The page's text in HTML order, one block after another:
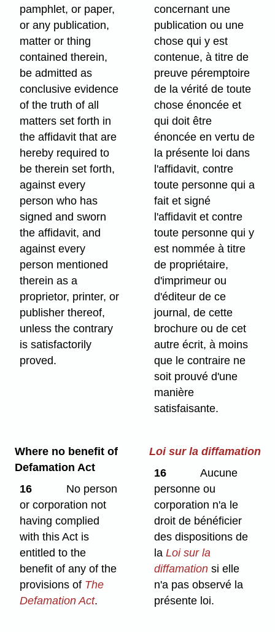
pamphlet, or paper,
or any publication,
matter or thing
contained therein,
be admitted as
conclusive evidence
of the truth of all
matters set forth in
the affidavit that are
hereby required to
be therein set forth,
against every
person who has
signed and sworn
the affidavit, and
against every
person mentioned
therein as a
proprietor, printer, or
publisher thereof,
unless the contrary
is satisfactorily
proved.
concernant une
publication ou une
chose qui y est
contenue, à titre de
preuve péremptoire
de la vérité de toute
chose énoncée et
qui doit être
énoncée en vertu de
la présente loi dans
l'affidavit, contre
toute personne qui a
fait et signé
l'affidavit et contre
toute personne qui y
est nommée à titre
de propriétaire,
d'imprimeur ou
d'éditeur de ce
journal, de cette
brochure ou de cet
autre écrit, à moins
que le contraire ne
soit prouvé d'une
manière
satisfaisante.
Where no benefit of
Defamation Act
16
No person
or corporation not
having complied
with this Act is
entitled to the
benefit of any of the
provisions of The
Defamation Act.
Loi sur la diffamation
16
Aucune
personne ou
corporation n'a le
droit de bénéficier
des dispositions de
laLoi sur la
diffamation si elle
n'a pas observé la
présente loi.